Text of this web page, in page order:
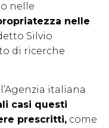
nelle
nelle
Silvio
di ricerche
italiana
casi questi
prescritti, come